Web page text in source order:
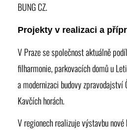
BUNG CZ.
Projekty v realizaci a
V Praze se společnost aktuálně
filharmonie, parkovacích domů u
a modernizaci budovy zpravodajství
Kavčích horách.
V regionech realizuje výstavbu